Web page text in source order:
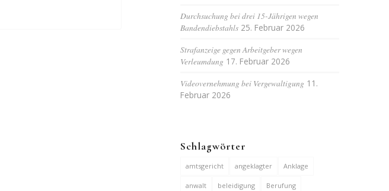
Durchsuchung bei drei 15-Jährigen wegen
Bandendiebstahls 25. Februar 2026
Strafanzeige gegen Arbeitgeber wegen
Verleumdung 17. Februar 2026
Videovernehmung bei Vergewaltigung 11.
Februar 2026
Schlagwörter
amtsgericht angeklagter Anklage
anwalt beleidigung Berufung